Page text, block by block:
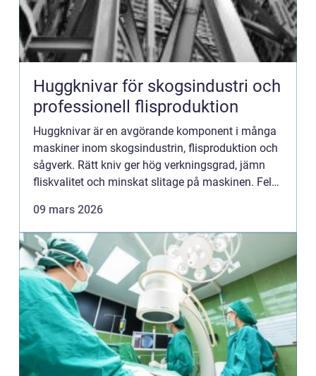
Huggknivar för skogsindustri och
professionell flisproduktion
Huggknivar är en avgörande komponent i många
maskiner inom skogsindustrin, flisproduktion och
sågverk. Rätt kniv ger hög verkningsgrad, jämn
fliskvalitet och minskat slitage på maskinen. Fel
kostnader ...
09 mars 2026